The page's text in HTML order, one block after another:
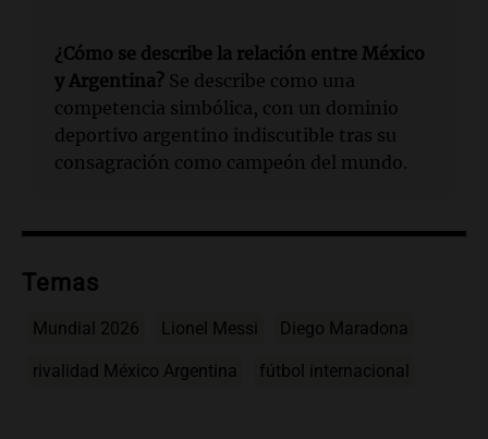
¿Cómo se describe la relación entre México
y Argentina? Se describe como una
competencia simbólica, con un dominio
deportivo argentino indiscutible tras su
consagración como campeón del mundo.
Temas
Mundial 2026 Lionel Messi Diego Maradona
rivalidad México Argentina fútbol internacional